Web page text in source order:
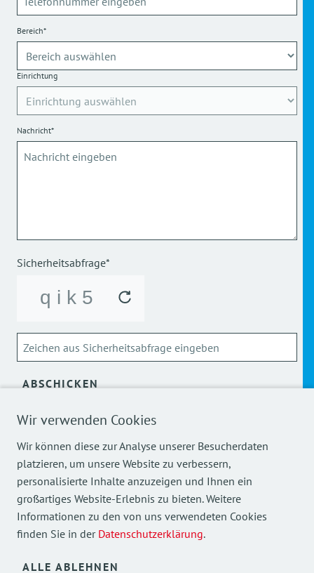
Wir verwenden Cookies
Wir können diese zur Analyse unserer Besucherdaten
platzieren, um unsere Website zu verbessern,
personalisierte Inhalte anzuzeigen und Ihnen ein
großartiges Website-Erlebnis zu bieten. Weitere
Informationen zu den von uns verwendeten Cookies
finden Sie in der Datenschutzerklärung.
ALLE ABLEHNEN
Bereich*
Einrichtung
Nachricht*
Sicherheitsabfrage*
ABSCHICKEN
Über die Verarbeitung meiner personenbezogenen Daten
Mehr Einblicke in unsere Arbeit finden Sie auch auf
unseren Social Media Kanälen.